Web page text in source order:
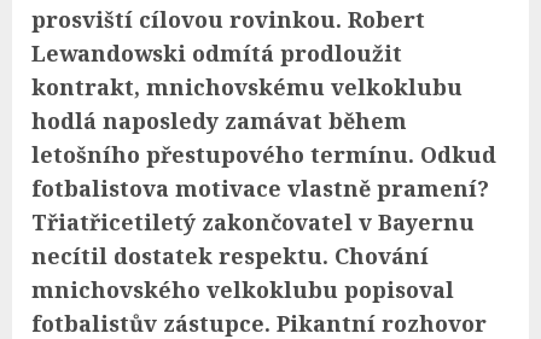
prosviští cílovou rovinkou. Robert
Lewandowski odmítá prodloužit
kontrakt, mnichovskému velkoklubu
hodlá naposledy zamávat během
letošního přestupového termínu. Odkud
fotbalistova motivace vlastně pramení?
Třiatřicetiletý zakončovatel v Bayernu
necítil dostatek respektu. Chování
mnichovského velkoklubu popisoval
fotbalistův zástupce. Pikantní rozhovor